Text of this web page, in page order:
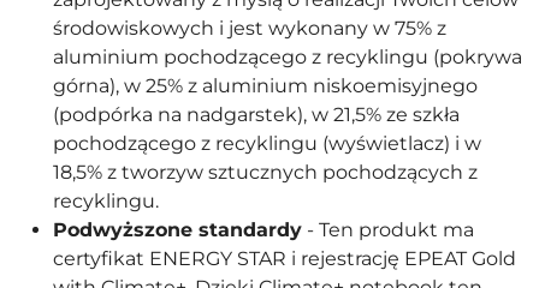
środowiskowych i jest wykonany w 75% z
aluminium pochodzącego z recyklingu (pokrywa
górna), w 25% z aluminium niskoemisyjnego
(podpórka na nadgarstek), w 21,5% ze szkła
pochodzącego z recyklingu (wyświetlacz) i w
18,5% z tworzyw sztucznych pochodzących z
recyklingu.
Podwyższone standardy - Ten produkt ma
certyfikat ENERGY STAR i rejestrację EPEAT Gold